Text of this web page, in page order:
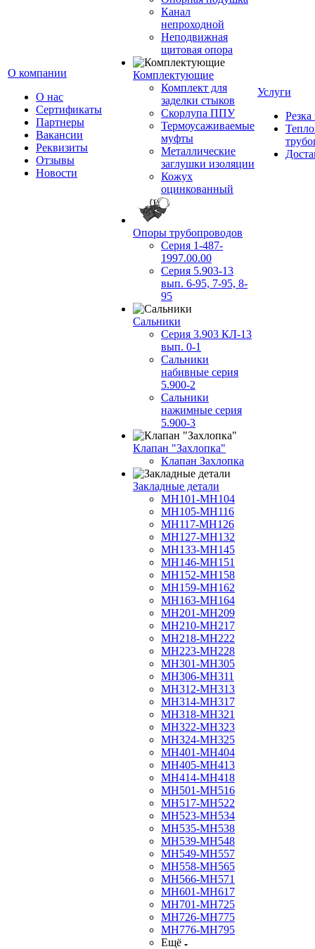
О компании
О нас
Сертификаты
Партнеры
Вакансии
Реквизиты
Отзывы
Новости
Канал
непроходной
Неподвижная
щитовая опора
Комплектующие
Комплект для
заделки стыков
Скорлупа ППУ
Термоусаживаемые
муфты
Металлические
заглушки изоляции
Кожух
оцинкованный
Опоры трубопроводов
Серия 1-487-
1997.00.00
Серия 5.903-13
вып. 6-95, 7-95, 8-
95
Сальники
Серия 3.903 КЛ-13
вып. 0-1
Сальники
набивные серия
5.900-2
Сальники
нажимные серия
5.900-3
Клапан "Захлопка"
Клапан Захлопка
Закладные детали
МН101-МН104
МН105-МН116
МН117-МН126
МН127-МН132
МН133-МН145
МН146-МН151
МН152-МН158
МН159-МН162
МН163-МН164
МН201-МН209
МН210-МН217
МН218-МН222
МН223-МН228
МН301-МН305
МН306-МН311
МН312-МН313
МН314-МН317
МН318-МН321
МН322-МН323
МН324-МН325
МН401-МН404
МН405-МН413
МН414-МН418
МН501-МН516
МН517-МН522
МН523-МН534
МН535-МН538
МН539-МН548
МН549-МН557
МН558-МН565
МН566-МН571
МН601-МН617
МН701-МН725
МН726-МН775
МН776-МН795
Ещё
Услуги
Резка